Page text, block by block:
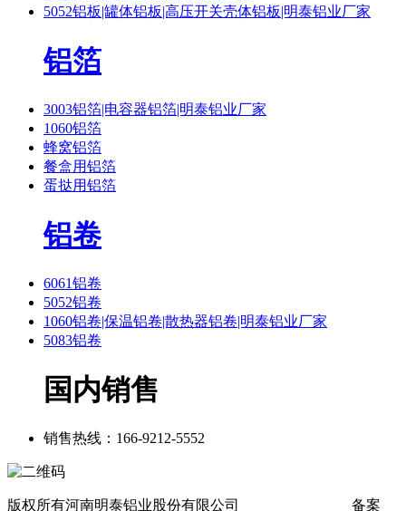
5052铝板|罐体铝板|高压开关壳体铝板|明泰铝业厂家
铝箔
3003铝箔|电容器铝箔|明泰铝业厂家
1060铝箔
蜂窝铝箔
餐盒用铝箔
蛋挞用铝箔
铝卷
6061铝卷
5052铝卷
1060铝卷|保温铝卷|散热器铝卷|明泰铝业厂家
5083铝卷
国内销售
销售热线：166-9212-5552
版权所有河南明泰铝业股份有限公司 备案